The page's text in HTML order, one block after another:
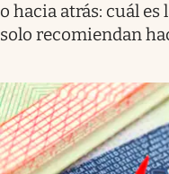
o hacia atrás: cuál
solo recomiendan